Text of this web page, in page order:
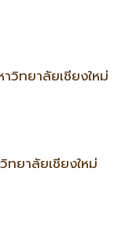
ทยาลัยเชียงใหม่
ยาลัยเชียงใหม่